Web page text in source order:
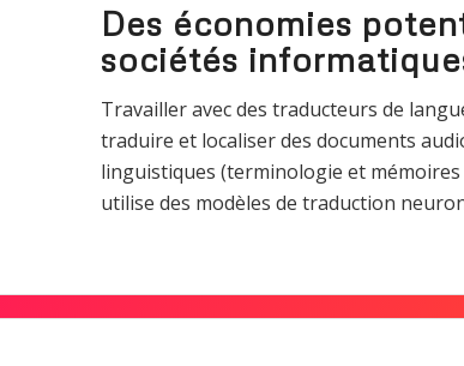
Des économies
sociétés
Travailler avec des traducteurs de
traduire et localiser des documents
linguistiques (terminologie et
utilise des modèles de traduction